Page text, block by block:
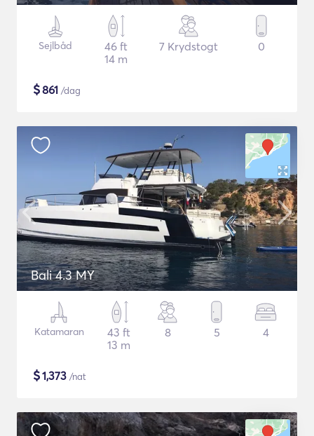
Sejlbåd
46 ft
14 m
7 Krydstogt 0
$861 /dag
Bali 4.3 MY
Katamaran
43 ft
13 m
8 5 4
$1,373 /nat